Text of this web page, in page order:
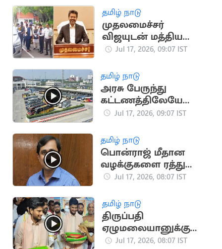
இன்பதுரை
தமிழ் நாடு
முதலமைச்சர்
விஜயுடன் மத்திய
இணையமைச்சர்
சந்திப்பு
Jul 17, 2026, 09:07 IST
தமிழ் நாடு
அரசு பேருந்து
கட்டணத்திலேயே
ஆம்னி பேருந்துகள்
Jul 17, 2026, 09:07 IST
தமிழ் நாடு
பொன்ராஜ் மீதான
வழக்குகளை ரத்து
செய்ய உயர்நீதிமன்றம்
Jul 17, 2026, 08:07 IST
தமிழ் நாடு
திருப்பதி
ஏழுமலையானுக்கு
ஸ்ரீரங்கம் பட்டு
Jul 17, 2026, 08:07 IST